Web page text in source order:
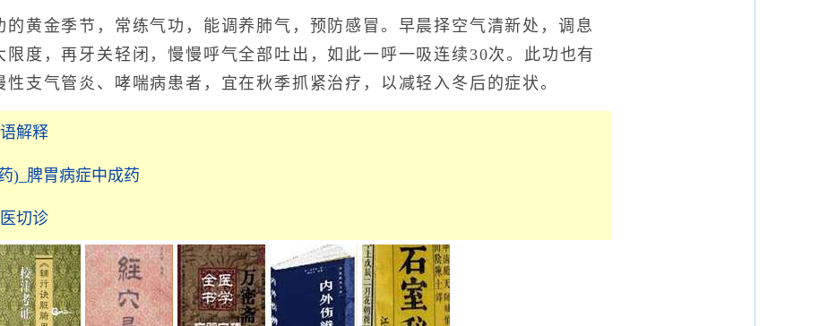
金季节，常练气功，能调养肺气，预防感冒。早晨择空气清新处，调息
限度，再牙关轻闭，慢慢呼气全部吐出，如此一呼一吸连续30次。此功也有
支气管炎、哮喘病患者，宜在秋季抓紧治疗，以减轻入冬后的症状。
解释
)_脾胃病症中成药
切诊